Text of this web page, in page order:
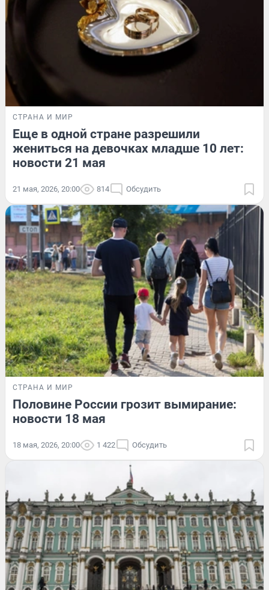
СТРАНА И МИР
Еще в одной стране разрешили
жениться на девочках младше 10 лет:
новости 21 мая
21 мая, 2026, 20:00 814 Обсудить
СТРАНА И МИР
Половине России грозит вымирание:
новости 18 мая
18 мая, 2026, 20:00 1 422 Обсудить